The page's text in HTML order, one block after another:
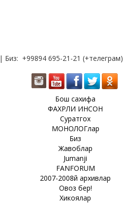
| Биз: +99894 695-21-21
Бош сахифа
ФАХРЛИ ИНСОН
Суратгох
МОНОЛОГлар
Биз
Жавоблар
Jumanji
FANFORUM
2007-2008й архивлар
Овоз бер!
Хикоялар